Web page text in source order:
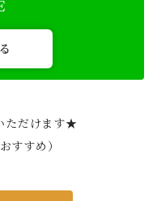
ただけます★
すすめ）